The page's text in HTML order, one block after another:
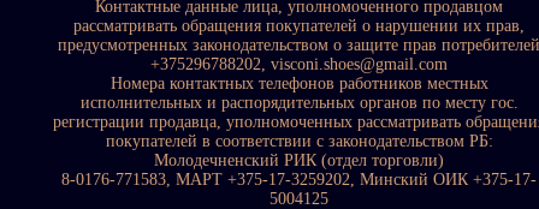
Контактные данные лица, уполномоченного продавцом
рассматривать обращения покупателей о нарушении их прав,
предусмотренных законодательством о защите прав потребителей
+375296788202, visconi.shoes@gmail.com
Номера контактных телефонов работников местных
исполнительных и распорядительных органов по месту гос.
регистрации продавца, уполномоченных рассматривать
покупателей в соответствии с законодательством РБ:
Молодечненский РИК (отдел торговли)
8-0176-771583, МАРТ +375-17-3259202, Минский ОИК +375-17-
5004125